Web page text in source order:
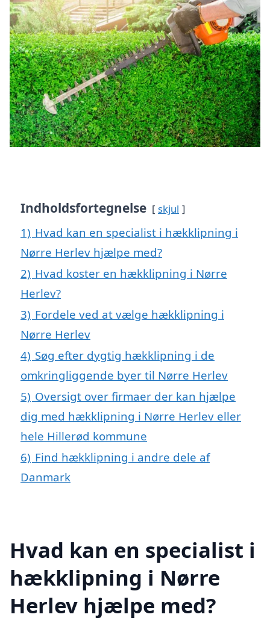
Indholdsfortegnelse skjul
1) Hvad kan en specialist i hækklipning i
Nørre Herlev hjælpe med?
2) Hvad koster en hækklipning i Nørre
Herlev?
3) Fordele ved at vælge hækklipning i
Nørre Herlev
4) Søg efter dygtig hækklipning i de
omkringliggende byer til Nørre Herlev
5) Oversigt over firmaer der kan hjælpe
dig med hækklipning i Nørre Herlev eller
hele Hillerød kommune
6) Find hækklipning i andre dele af
Danmark
Hvad kan en specialist i
hækklipning i Nørre
Herlev hjælpe med?